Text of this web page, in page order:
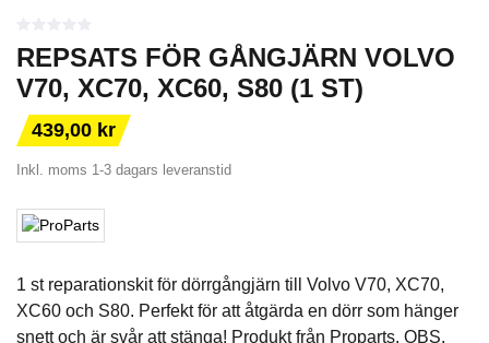
REPSATS FÖR GÅNGJÄRN VOLVO
V70, XC70, XC60, S80 (1 ST)
439,00 kr
Inkl. moms 1-3 dagars leveranstid
1 st reparationskit för dörrgångjärn till Volvo V70, XC70,
XC60 och S80. Perfekt för att åtgärda en dörr som hänger
snett och är svår att stänga! Produkt från Proparts. OBS,